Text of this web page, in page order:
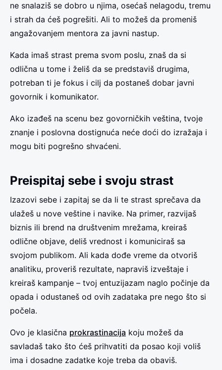
ne snalaziš se dobro u njima, osećaš nelagodu, tremu
i strah da ćeš pogrešiti. Ali to možeš da promeniš
angažovanjem mentora za javni nastup.
Kada imaš strast prema svom poslu, znaš da si
odlična u tome i želiš da se predstaviš drugima,
potreban ti je fokus i cilj da postaneš dobar javni
govornik i komunikator.
Ako izađeš na scenu bez govorničkih veština, tvoje
znanje i poslovna dostignuća neće doći do izražaja i
mogu biti pogrešno shvaćeni.
Preispitaj sebe i svoju strast
Izazovi sebe i zapitaj se da li te strast sprečava da
ulažeš u nove veštine i navike. Na primer, razvijaš
biznis ili brend na društvenim mrežama, kreiraš
odlične objave, deliš vrednost i komuniciraš sa
svojom publikom. Ali kada dođe vreme da otvoriš
analitiku, proveriš rezultate, napraviš izveštaje i
kreiraš kampanje – tvoj entuzijazam naglo počinje da
opada i odustaneš od ovih zadataka pre nego što si
počela.
Ovo je klasična prokrastinacija koju možeš da
savladaš tako što ćeš prihvatiti da posao koji voliš
ima i dosadne zadatke koje treba da obaviš.